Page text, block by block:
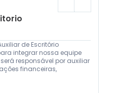
de Escritório
integrar nossa equipe
responsável por auxiliar
financeiras,